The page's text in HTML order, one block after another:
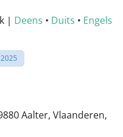
| Deens • Duits • Engels
Aalter, Vlaanderen,